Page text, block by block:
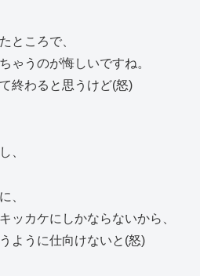
ところで、
ゃうのが悔しいですね。
終わると思うけど(怒)
、
、
ッカケにしかならないから、
ように仕向けないと(怒)